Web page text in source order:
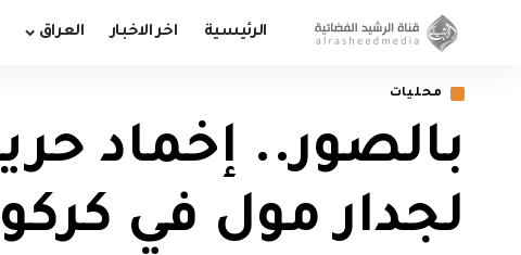
الرئيسية اخر الاخبار العراق
محليات
بالصور.. إخماد
لجدار مول في